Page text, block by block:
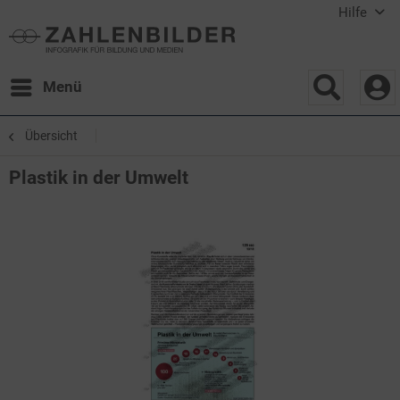
Hilfe
Menü
Übersicht
Plastik in der Umwelt